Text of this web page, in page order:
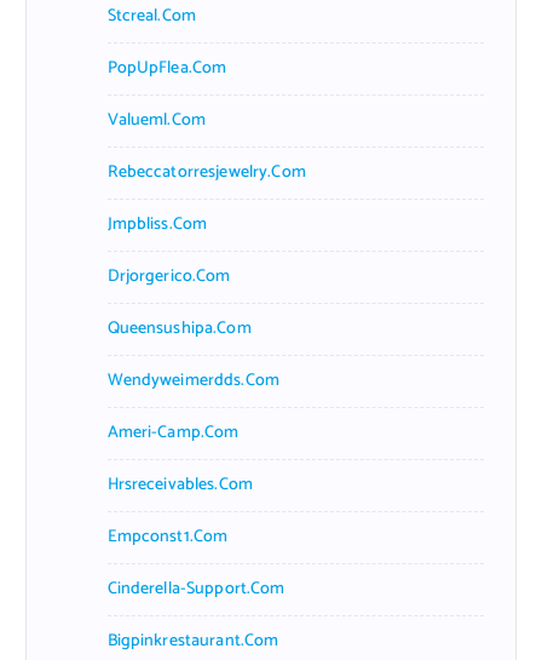
Stcreal.com
PopUpFlea.com
Valueml.com
Rebeccatorresjewelry.com
Jmpbliss.com
Drjorgerico.com
Queensushipa.com
Wendyweimerdds.com
Ameri-Camp.com
Hrsreceivables.com
Empconst1.com
Cinderella-Support.com
Bigpinkrestaurant.com